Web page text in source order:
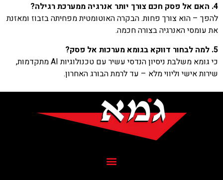
4. האם אל פסק חכם צורך יותר אנרגיה ממערכת רגילה?
להפך – הוא צורך פחות. הבקרה האוטומטית מפחיתה בזבוז ומאזנת
את עומסי האנרגיה בצורה חכמה.
5. למה לבחור דווקא בגומא מערכות אל פסק?
כי גומא משלבת ניסיון הנדסי עשיר עם טכנולוגיות AI מתקדמות,
שירות אישי וליווי מלא – עד לרמת הבורג האחרון.